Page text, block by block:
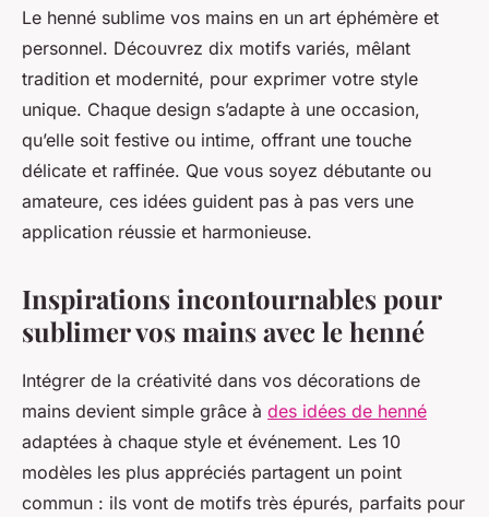
Idée henné : explorez ces 10
motifs pour embellir vos
mains
Youssef•12 août 2025• 6 min de lecture
Le henné sublime vos mains en un art éphémère et
personnel. Découvrez dix motifs variés, mêlant
tradition et modernité, pour exprimer votre style
unique. Chaque design s’adapte à une occasion,
qu’elle soit festive ou intime, offrant une touche
délicate et raffinée. Que vous soyez débutante ou
amateure, ces idées guident pas à pas vers une
application réussie et harmonieuse.
Inspirations incontournables pour
sublimer vos mains avec le henné
Intégrer de la créativité dans vos décorations de
mains devient simple grâce à des idées de henné
adaptées à chaque style et événement. Les 10
modèles les plus appréciés partagent un point
commun : ils vont de motifs très épurés, parfaits pour